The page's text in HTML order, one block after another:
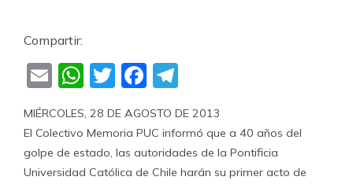
Compartir:
EmailWhatsApp
TwitterFacebook
MIÉRCOLES, 28 DE AGOSTO DE 2013
El Colectivo Memoria PUC informó que a 40 años del
golpe de estado, las autoridades de la Pontificia
Universidad Católica de Chile harán su primer acto de